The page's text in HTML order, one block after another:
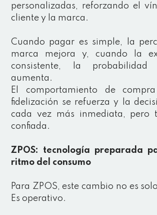
personalizadas, reforzando el
cliente y la marca.
Cuando pagar es simple, la
marca mejora y, cuando la
consistente, la
aumenta.
El comportamiento de
fidelización se refuerza y la
cada vez más inmediata, pero
confiada.
ZPOS: tecnología preparada
ritmo del consumo
Para ZPOS, este cambio no es
Es operativo.